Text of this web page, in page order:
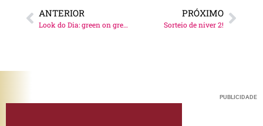
ANTERIOR
Look do Dia: green on green
PRÓXIMO
Sorteio de niver 2!
PUBLICIDADE